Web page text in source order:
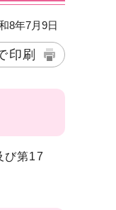
8年7月9日
印刷
び第17